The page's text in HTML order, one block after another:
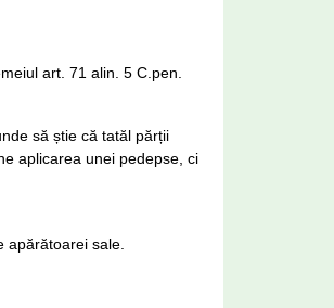
art. 71 alin. 5 C.pen.
să știe că tatăl părții
aplicarea unei pedepse, ci
apărătoarei sale.